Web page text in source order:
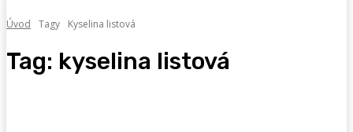
Úvod Tagy Kyselina listová
Tag: kyselina listová